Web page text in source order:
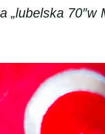
„lubelska 70″w